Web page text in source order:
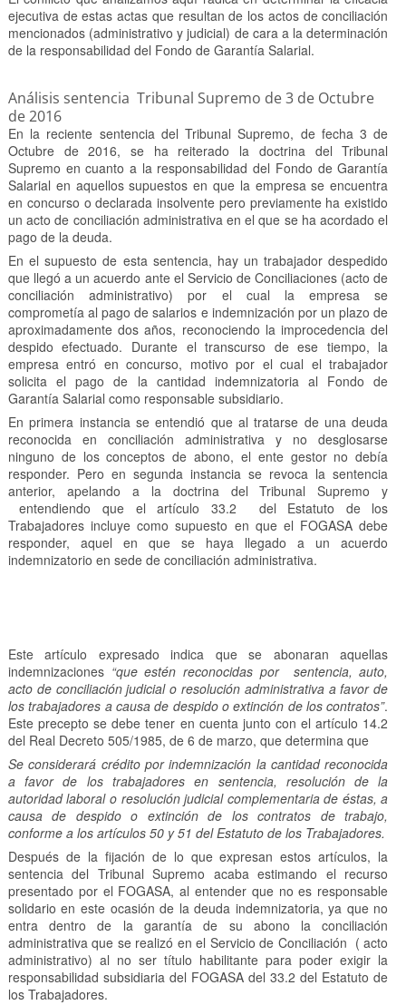
ejecutiva de estas actas que resultan de los actos de conciliación
mencionados (administrativo y judicial) de cara a la determinación
de la responsabilidad del Fondo de Garantía Salarial.
Análisis sentencia Tribunal Supremo de 3 de Octubre
de 2016
En la reciente sentencia del Tribunal Supremo, de fecha 3 de
Octubre de 2016, se ha reiterado la doctrina del Tribunal
Supremo en cuanto a la responsabilidad del Fondo de Garantía
Salarial en aquellos supuestos en que la empresa se encuentra
en concurso o declarada insolvente pero previamente ha existido
un acto de conciliación administrativa en el que se ha acordado el
pago de la deuda.
En el supuesto de esta sentencia, hay un trabajador despedido
que llegó a un acuerdo ante el Servicio de Conciliaciones (acto de
conciliación administrativo) por el cual la empresa se
comprometía al pago de salarios e indemnización por un plazo de
aproximadamente dos años, reconociendo la improcedencia del
despido efectuado. Durante el transcurso de ese tiempo, la
empresa entró en concurso, motivo por el cual el trabajador
solicita el pago de la cantidad indemnizatoria al Fondo de
Garantía Salarial como responsable subsidiario.
En primera instancia se entendió que al tratarse de una deuda
reconocida en conciliación administrativa y no desglosarse
ninguno de los conceptos de abono, el ente gestor no debía
responder. Pero en segunda instancia se revoca la sentencia
anterior, apelando a la doctrina del Tribunal Supremo y
entendiendo que el artículo 33.2 del Estatuto de los
Trabajadores incluye como supuesto en que el FOGASA debe
responder, aquel en que se haya llegado a un acuerdo
indemnizatorio en sede de conciliación administrativa.
Este artículo expresado indica que se abonaran aquellas
indemnizaciones “que estén reconocidas por sentencia, auto,
acto de conciliación judicial o resolución administrativa a favor de
los trabajadores a causa de despido o extinción de los contratos”.
Este precepto se debe tener en cuenta junto con el artículo 14.2
del Real Decreto 505/1985, de 6 de marzo, que determina que
Se considerará crédito por indemnización la cantidad reconocida
a favor de los trabajadores en sentencia, resolución de la
autoridad laboral o resolución judicial complementaria de éstas, a
causa de despido o extinción de los contratos de trabajo,
conforme a los artículos 50 y 51 del Estatuto de los Trabajadores.
Después de la fijación de lo que expresan estos artículos, la
sentencia del Tribunal Supremo acaba estimando el recurso
presentado por el FOGASA, al entender que no es responsable
solidario en este ocasión de la deuda indemnizatoria, ya que no
entra dentro de la garantía de su abono la conciliación
administrativa que se realizó en el Servicio de Conciliación ( acto
administrativo) al no ser título habilitante para poder exigir la
responsabilidad subsidiaria del FOGASA del 33.2 del Estatuto de
los Trabajadores.